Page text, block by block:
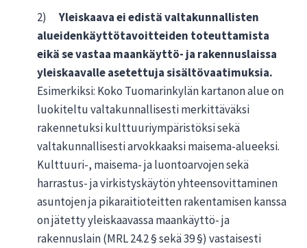
2)Yleiskaava ei edistä valtakunnallisten
alueidenkäyttötavoitteiden toteuttamista
eikä se vastaa maankäyttö- ja rakennuslaissa
yleiskaavalle asetettuja sisältövaatimuksia.
Esimerkiksi: Koko Tuomarinkylän kartanon alue on
luokiteltu valtakunnallisesti merkittäväksi
rakennetuksi kulttuuriympäristöksi sekä
valtakunnallisesti arvokkaaksi maisema-alueeksi.
Kulttuuri-, maisema- ja luontoarvojen sekä
harrastus- ja virkistyskäytön yhteensovittaminen
asuntojen ja pikaraitioteitten rakentamisen kanssa
on jätetty yleiskaavassa maankäyttö- ja
rakennuslain (MRL 24.2 § sekä 39 §) vastaisesti